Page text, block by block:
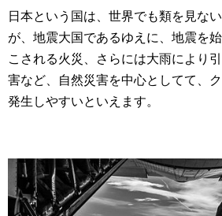
日本という国は、世界でも類を見な
が、地震大国であるゆえに、地震を
こされる火災、さらには大雨により
害など、自然災害を中心としてて、
発生しやすいといえます。